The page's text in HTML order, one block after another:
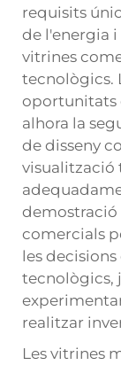
requisits
de l'energia
vitrines
tecnològics.
oportunitats
alhora la
de disseny
visualització
demostració
comercials
les
tecnològics,
realitzar
Les vitrines